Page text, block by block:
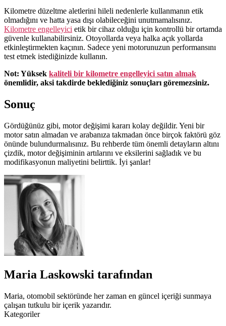
Kilometre düzeltme aletlerini hileli nedenlerle kullanmanın etik
olmadığını ve hatta yasa dışı olabileceğini unutmamalısınız.
Kilometre engelleyici etik bir cihaz olduğu için kontrollü bir ortamda
güvenle kullanabilirsiniz. Otoyollarda veya halka açık yollarda
etkinleştirmekten kaçının. Sadece yeni motorunuzun performansını
test etmek istediğinizde kullanın.
Not: Yüksek kaliteli bir kilometre engelleyici satın almak
önemlidir, aksi takdirde beklediğiniz sonuçları göremezsiniz.
Sonuç
Gördüğünüz gibi, motor değişimi kararı kolay değildir. Yeni bir
motor satın almadan ve arabanıza takmadan önce birçok faktörü göz
önünde bulundurmalısınız. Bu rehberde tüm önemli detayların altını
çizdik, motor değişiminin artılarını ve eksilerini sağladık ve bu
modifikasyonun maliyetini belirttik. İyi şanlar!
Maria Laskowski tarafından
Maria, otomobil sektöründe her zaman en güncel içeriği sunmaya
çalışan tutkulu bir içerik yazarıdır.
Kategoriler